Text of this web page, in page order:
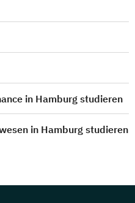
in Hamburg studieren
in Hamburg studieren